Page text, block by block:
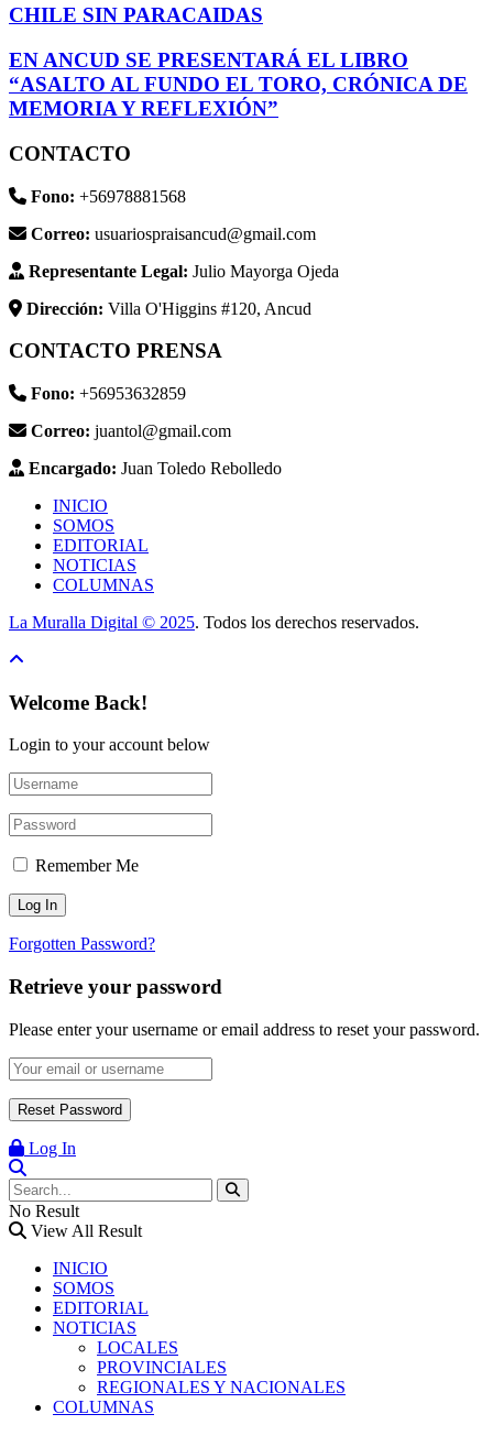
CHILE SIN PARACAIDAS
EN ANCUD SE PRESENTARÁ EL LIBRO
“ASALTO AL FUNDO EL TORO, CRÓNICA DE
MEMORIA Y REFLEXIÓN”
CONTACTO
Fono: +56978881568
Correo: usuariospraisancud@gmail.com
Representante Legal: Julio Mayorga Ojeda
Dirección: Villa O'Higgins #120, Ancud
CONTACTO PRENSA
Fono: +56953632859
Correo: juantol@gmail.com
Encargado: Juan Toledo Rebolledo
INICIO
SOMOS
EDITORIAL
NOTICIAS
COLUMNAS
La Muralla Digital © 2025. Todos los derechos reservados.
Welcome Back!
Login to your account below
Remember Me
Forgotten Password?
Retrieve your password
Please enter your username or email address to reset your password.
Log In
No Result
View All Result
INICIO
SOMOS
EDITORIAL
NOTICIAS
LOCALES
PROVINCIALES
REGIONALES Y NACIONALES
COLUMNAS